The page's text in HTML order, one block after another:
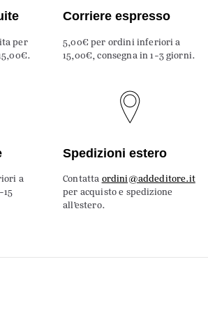
per
Corriere espresso
5,00€ per ordini inferiori a
15,00€, consegna in 1-3 giorni.
a
Spedizioni estero
Contatta ordini@addeditore.it
per acquisto e spedizione
all’estero.